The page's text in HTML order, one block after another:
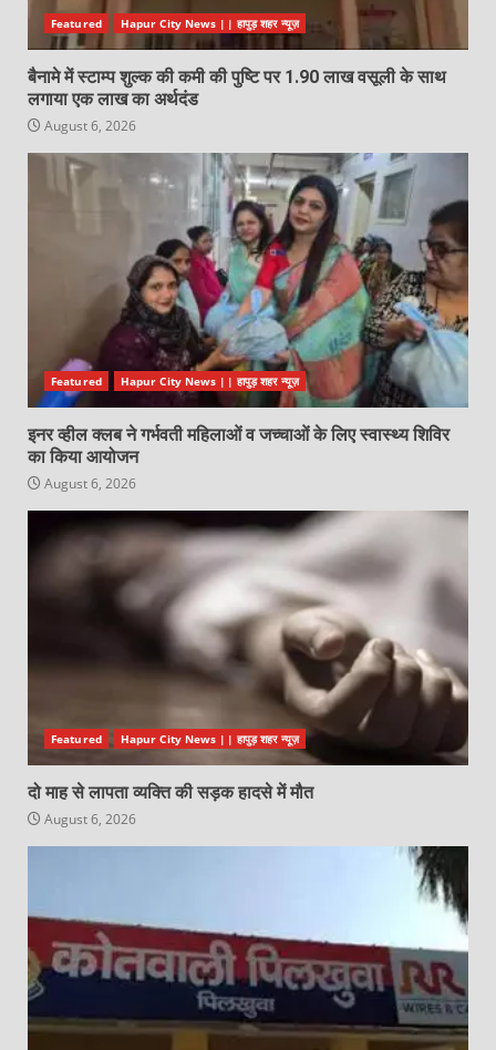
Featured Hapur City News || हापुड़ शहर न्यूज़
बैनामे में स्टाम्प शुल्क की कमी की पुष्टि पर 1.90 लाख वसूली के साथ
लगाया एक लाख का अर्थदंड
August 6, 2026
Featured Hapur City News || हापुड़ शहर न्यूज़
इनर व्हील क्लब ने गर्भवती महिलाओं व जच्चाओं के लिए स्वास्थ्य शिविर
का किया आयोजन
August 6, 2026
Featured Hapur City News || हापुड़ शहर न्यूज़
दो माह से लापता व्यक्ति की सड़क हादसे में मौत
August 6, 2026